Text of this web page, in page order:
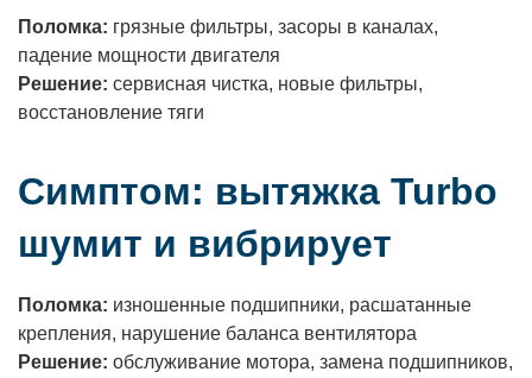
Поломка: грязные фильтры, засоры в каналах,
падение мощности двигателя
Решение: сервисная чистка, новые фильтры,
восстановление тяги
Симптом: вытяжка Turbo
шумит и вибрирует
Поломка: изношенные подшипники, расшатанные
крепления, нарушение баланса вентилятора
Решение: обслуживание мотора, замена подшипников,